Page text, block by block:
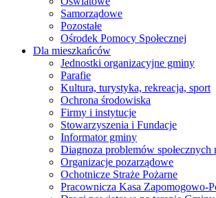
Samorządowe
Pozostałe
Ośrodek Pomocy Społecznej
Dla mieszkańców
Jednostki organizacyjne gminy
Parafie
Kultura, turystyka, rekreacja, sport
Ochrona środowiska
Firmy i instytucje
Stowarzyszenia i Fundacje
Informator gminy
Diagnoza problemów
Organizacje pozarządowe
Ochotnicze Straże Pożarne
Pracownicza Kasa Zapomogowo-